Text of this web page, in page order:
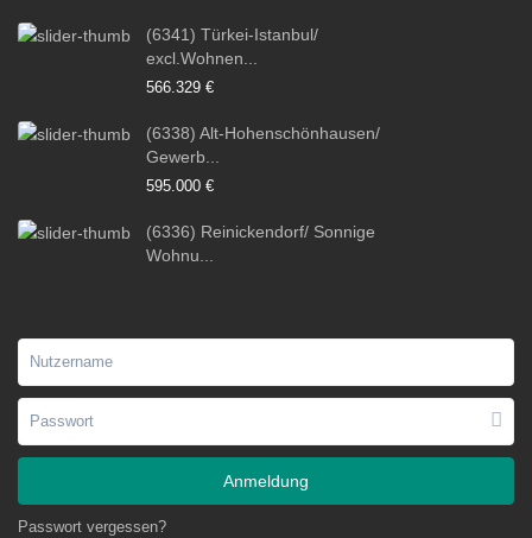
(6341) Türkei-Istanbul/
excl.Wohnen...
566.329 €
(6338) Alt-Hohenschönhausen/
Gewerb...
595.000 €
(6336) Reinickendorf/ Sonnige
Wohnu...
Anmeldung
Passwort vergessen?